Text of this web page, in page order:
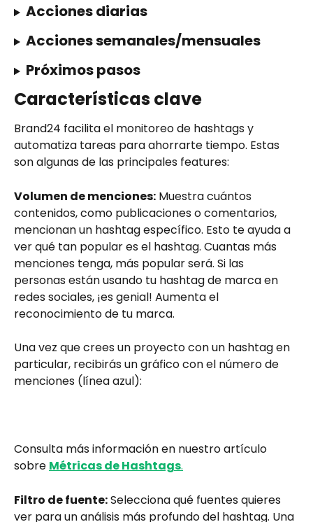
Acciones diarias
Acciones semanales/mensuales
Próximos pasos
Características clave
Brand24 facilita el monitoreo de hashtags y
automatiza tareas para ahorrarte tiempo. Estas
son algunas de las principales features:
Volumen de menciones: Muestra cuántos
contenidos, como publicaciones o comentarios,
mencionan un hashtag específico. Esto te ayuda a
ver qué tan popular es el hashtag. Cuantas más
menciones tenga, más popular será. Si las
personas están usando tu hashtag de marca en
redes sociales, ¡es genial! Aumenta el
reconocimiento de tu marca.
Una vez que crees un proyecto con un hashtag en
particular, recibirás un gráfico con el número de
menciones (línea azul):
Consulta más información en nuestro artículo
sobre Métricas de Hashtags.
Filtro de fuente: Selecciona qué fuentes quieres
ver para un análisis más profundo del hashtag. Una